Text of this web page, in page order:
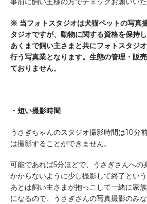
※ 当フォトスタジオは犬猫ペットの写真
タジオですが、動物に関する資格を保持
あくまで飼い主さまと共にフォトスタジ
行う写真業となります。生態の管理・販
ておりません。
・短い撮影時間
うさぎちゃんのスタジオ撮影時間は10分
は撮影することができません。
可能であれば5分ほどで、うさぎさんへの
かからないように少し撮影して終了とい
あとは飼い主さまが抱っこして一緒に家
になるので、うさぎさんの写真撮影のみ